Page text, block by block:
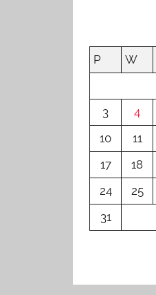
P
W
3
4
10
11
17
18
24
25
31